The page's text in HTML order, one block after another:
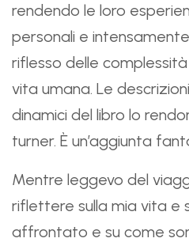
rendendo le loro
personali e
riflesso delle
vita umana. Le
dinamici del libro lo
turner. È un’aggiunta
Mentre leggevo del
riflettere sulla mia vita e
affrontato e su come